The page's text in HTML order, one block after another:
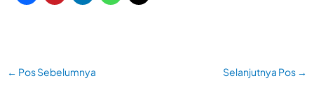
← Pos Sebelumnya Selanjutnya Pos →